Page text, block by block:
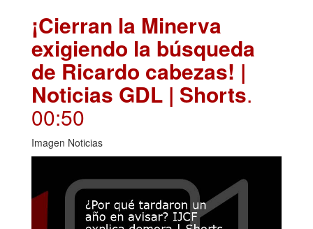
¡Cierran la Minerva
exigiendo la búsqueda
de Ricardo cabezas! |
Noticias GDL | Shorts.
00:50
Imagen Noticias